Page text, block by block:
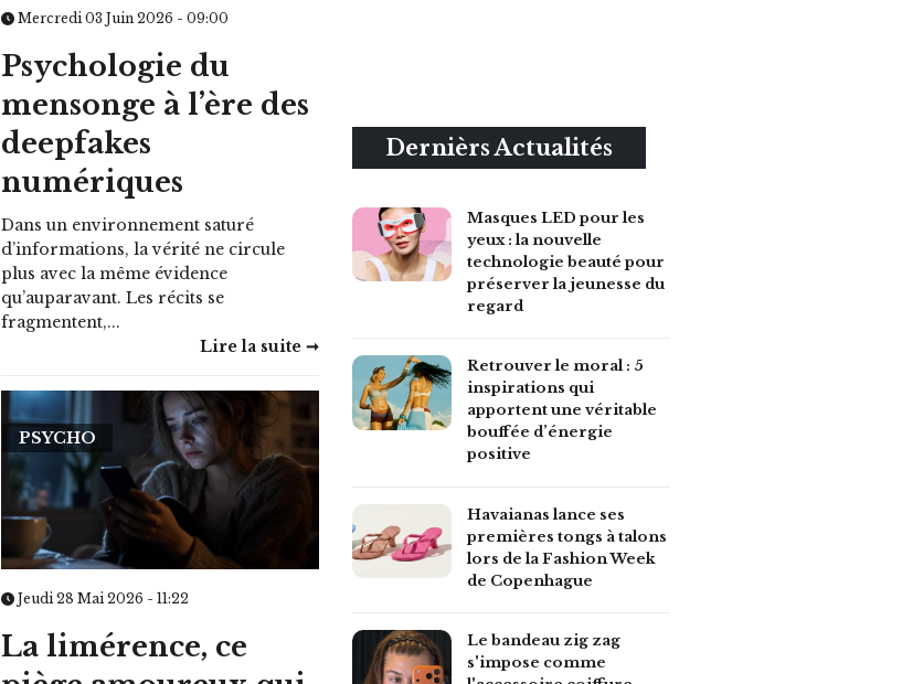
Mercredi 03 Juin 2026 - 09:00
Psychologie du
mensonge à l’ère des
deepfakes
numériques
Dans un environnement saturé
d’informations, la vérité ne circule
plus avec la même évidence
qu’auparavant. Les récits se
fragmentent,...
Lire la suite ➞
PSYCHO
Jeudi 28 Mai 2026 - 11:22
La limérence, ce
Dernièrs Actualités
Masques LED pour les
yeux : la nouvelle
technologie beauté pour
préserver la jeunesse du
regard
Retrouver le moral : 5
inspirations qui
apportent une véritable
bouffée d’énergie
positive
Havaianas lance ses
premières tongs à talons
lors de la Fashion Week
de Copenhague
Le bandeau zig zag
s'impose comme